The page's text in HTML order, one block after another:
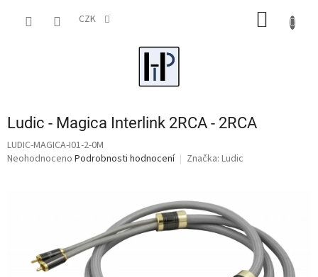
CZK
Ludic - Magica Interlink 2RCA - 2RCA
LUDIC-MAGICA-I01-2-0M
Průměrné
hvězdiček.
Neohodnoceno Podrobnosti hodnocení Značka: Ludic